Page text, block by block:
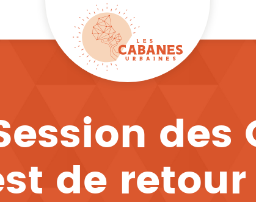
des
de retour